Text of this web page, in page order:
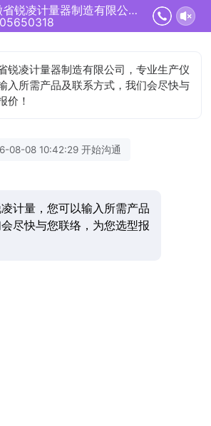
安徽省锐凌计量器制造有限公司正在为您服务
锐凌计量器制造有限公司，专业生产仪
入所需产品及联系方式，我们会尽快与
价！
08-08 10:42:29 开始沟通
计量，您可以输入所需产品
尽快与您联络，为您选型报